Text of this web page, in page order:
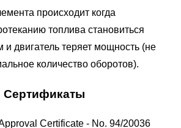
происходит когда
топлива становиться
двигатель теряет мощность (не
количество оборотов).
Сертификаты
Certificate - No. 94/20036